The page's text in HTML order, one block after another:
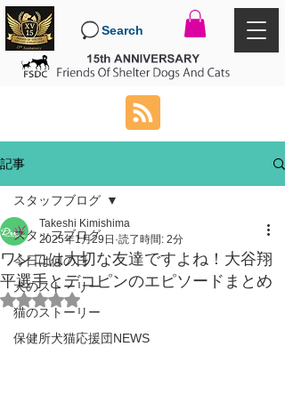
Search
記事
スタッフブログ
今日は何の日
犬のストーリー
猫のストーリー
保健所犬猫応援団NEWS
スタッフブログ
ワンコは大切な友達ですよね！大谷翔
平選手とデコピンのエピソードまとめ
Takeshi Kimishima
2025年1月29日 読了時間: 2分
5つ星のうちNaNと評価されています。